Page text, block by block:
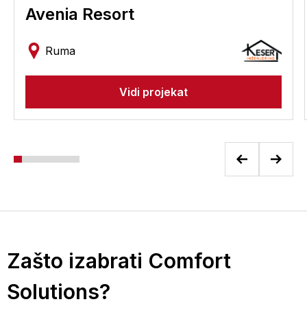
Avenia Resort
Ruma
Vidi projekat
Zašto izabrati Comfort
Solutions?